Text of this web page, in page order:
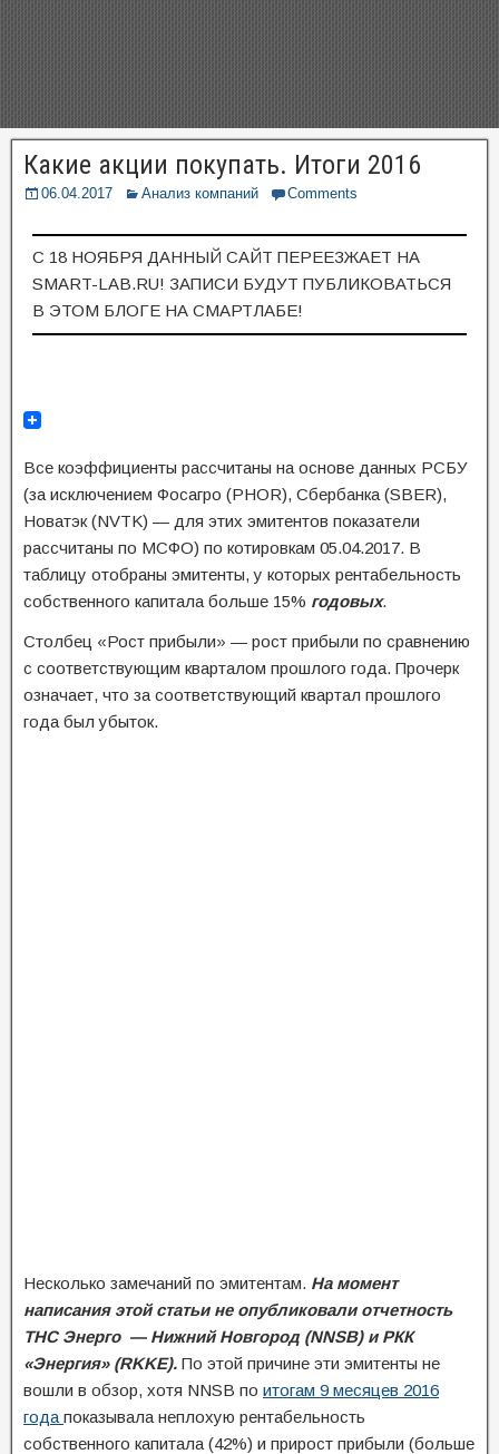
Какие акции покупать. Итоги 2016
06.04.2017 Анализ компаний Comments
С 18 НОЯБРЯ ДАННЫЙ САЙТ ПЕРЕЕЗЖАЕТ НА
SMART-LAB.RU! ЗАПИСИ БУДУТ ПУБЛИКОВАТЬСЯ
В ЭТОМ БЛОГЕ НА СМАРТЛАБЕ!
Все коэффициенты рассчитаны на основе данных РСБУ
(за исключением Фосагро (PHOR), Сбербанка (SBER),
Новатэк (NVTK) — для этих эмитентов показатели
рассчитаны по МСФО) по котировкам 05.04.2017. В
таблицу отобраны эмитенты, у которых рентабельность
собственного капитала больше 15% годовых.
Столбец «Рост прибыли» — рост прибыли по сравнению
с соответствующим кварталом прошлого года. Прочерк
означает, что за соответствующий квартал прошлого
года был убыток.
Несколько замечаний по эмитентам. На момент
написания этой статьи не опубликовали отчетность
ТНС Энерго — Нижний Новгород (NNSB) и РКК
«Энергия» (RKKE). По этой причине эти эмитенты не
вошли в обзор, хотя NNSB по итогам 9 месяцев 2016
года показывала неплохую рентабельность
собственного капитала (42%) и прирост прибыли (больше